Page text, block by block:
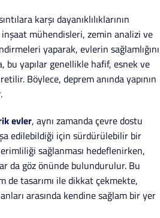
karşı dayanıklılıklarının
inşaat mühendisleri, zemin analizi ve
yaparak, evlerin sağlamlığını
bu yapılar genellikle hafif, esnek ve
Böylece, deprem anında yapının
evler, aynı zamanda çevre dostu
edilebildiği için sürdürülebilir bir
sağlanması hedeflenirken,
da göz önünde bulundurulur. Bu
de tasarımı ile dikkat çekmekte,
arasında kendine sağlam bir yer